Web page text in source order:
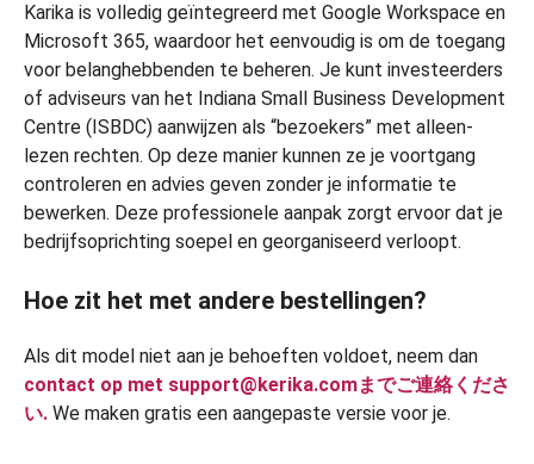
Karika is volledig geïntegreerd met Google Workspace en
Microsoft 365, waardoor het eenvoudig is om de toegang
voor belanghebbenden te beheren. Je kunt investeerders
of adviseurs van het Indiana Small Business Development
Centre (ISBDC) aanwijzen als “bezoekers” met alleen-
lezen rechten. Op deze manier kunnen ze je voortgang
controleren en advies geven zonder je informatie te
bewerken. Deze professionele aanpak zorgt ervoor dat je
bedrijfsoprichting soepel en georganiseerd verloopt.
Hoe zit het met andere bestellingen?
Als dit model niet aan je behoeften voldoet, neem dan
contact op met support@kerika.comまでご連絡くださ
い. We maken gratis een aangepaste versie voor je.